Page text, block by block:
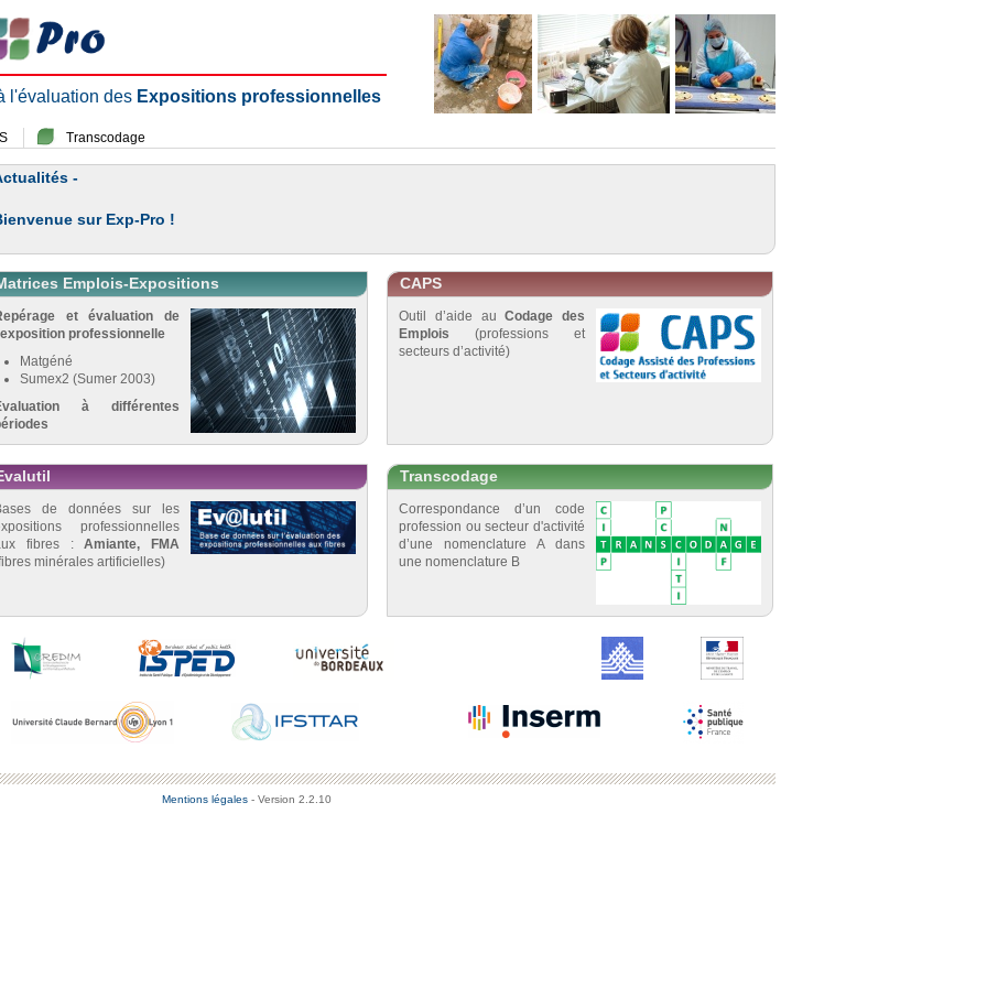
l'évaluation des Expositions professionnelles
Transcodage
-
sur Exp-Pro !
Emplois-Expositions
et évaluation de
professionnelle
Matgéné
Sumex2 (Sumer 2003)
à différentes
CAPS
Outil d’aide auCodage des
Emplois (professions et
secteurs d’activité)
de données sur les
professionnelles
fibres :Amiante, FMA
minérales artificielles)
Transcodage
Correspondance d’un code
profession ou secteur d'activité
d’une nomenclature A dans
une nomenclature B
Mentions légales - Version 2.2.10